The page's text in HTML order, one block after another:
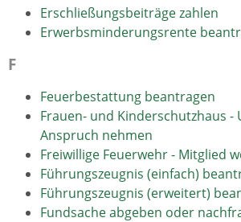
Erschließungsbeiträge zahlen
Erwerbsminderungsrente
F
Feuerbestattung beantragen
Frauen- und Kinderschutzhaus
Anspruch nehmen
Freiwillige Feuerwehr - Mitglied
Führungszeugnis (einfach)
Führungszeugnis (erweitert)
Fundsache abgeben oder